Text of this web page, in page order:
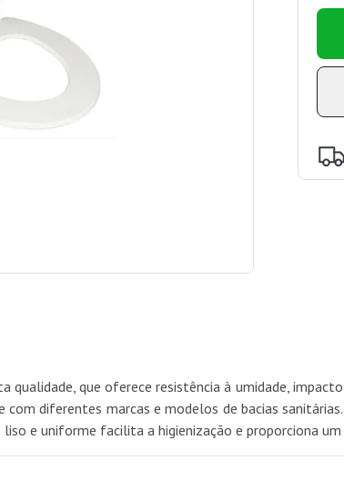
que oferece resistência à umidade,
diferentes marcas e modelos de bacias
e uniforme facilita a higienização e proporciona